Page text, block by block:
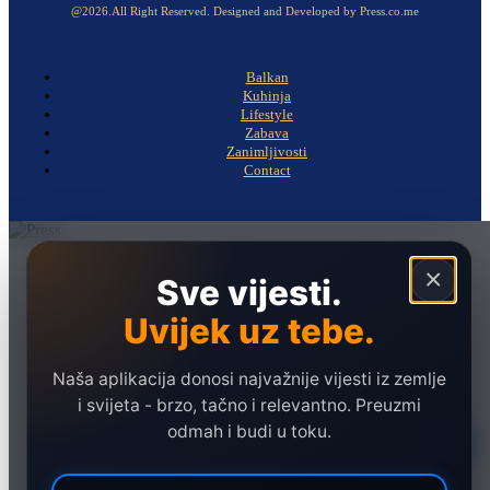
@2026.All Right Reserved. Designed and Developed by Press.co.me
Balkan
Kuhinja
Lifestyle
Zabava
Zanimljivosti
Contact
×
Sve vijesti.
Uvijek uz tebe.
Naša aplikacija donosi najvažnije vijesti iz zemlje
i svijeta - brzo, tačno i relevantno. Preuzmi
odmah i budi u toku.
Ekonomija